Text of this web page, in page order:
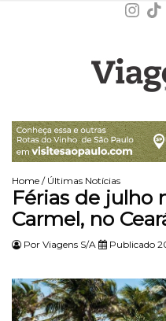
Home / Últimas Notícias
Férias de julho
Carmel, no
Por Viagens S/A Publicado